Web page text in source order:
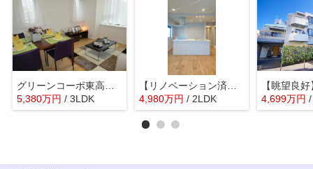
5,380万円 / 3LDK
【リノベーション済】GSハイム西荻窪
4,980万円 / 2LDK 4,699万円